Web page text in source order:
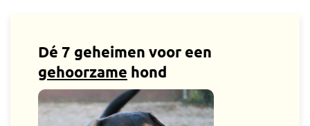
Dé 7 geheimen voor een
gehoorzame hond